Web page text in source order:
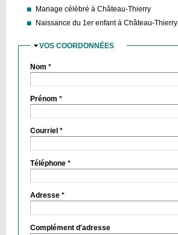
Mariage célébré à Château-Thierry
Naissance du 1er enfant à Château-Thierry
MASQUER
VOS COORDONNÉES
Nom*
Prénom*
Courriel*
Téléphone*
Adresse*
Complément d'adresse